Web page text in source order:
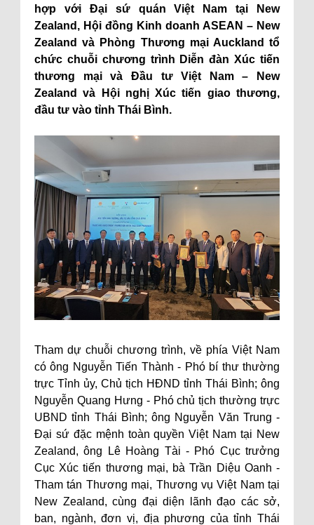
hợp với Đại sứ quán Việt Nam tại New
Zealand, Hội đồng Kinh doanh ASEAN – New
Zealand và Phòng Thương mại Auckland tổ
chức chuỗi chương trình Diễn đàn Xúc tiến
thương mại và Đầu tư Việt Nam – New
Zealand và Hội nghị Xúc tiến giao thương,
đầu tư vào tỉnh Thái Bình.
Tham dự chuỗi chương trình, về phía Việt Nam
có ông Nguyễn Tiến Thành - Phó bí thư thường
trực Tỉnh ủy, Chủ tịch HĐND tỉnh Thái Bình; ông
Nguyễn Quang Hưng - Phó chủ tịch thường trực
UBND tỉnh Thái Bình; ông Nguyễn Văn Trung -
Đại sứ đặc mệnh toàn quyền Việt Nam tại New
Zealand, ông Lê Hoàng Tài - Phó Cục trưởng
Cục Xúc tiến thương mại, bà Trần Diệu Oanh -
Tham tán Thương mại, Thương vụ Việt Nam tại
New Zealand, cùng đại diện lãnh đạo các sở,
ban, ngành, đơn vị, địa phương của tỉnh Thái